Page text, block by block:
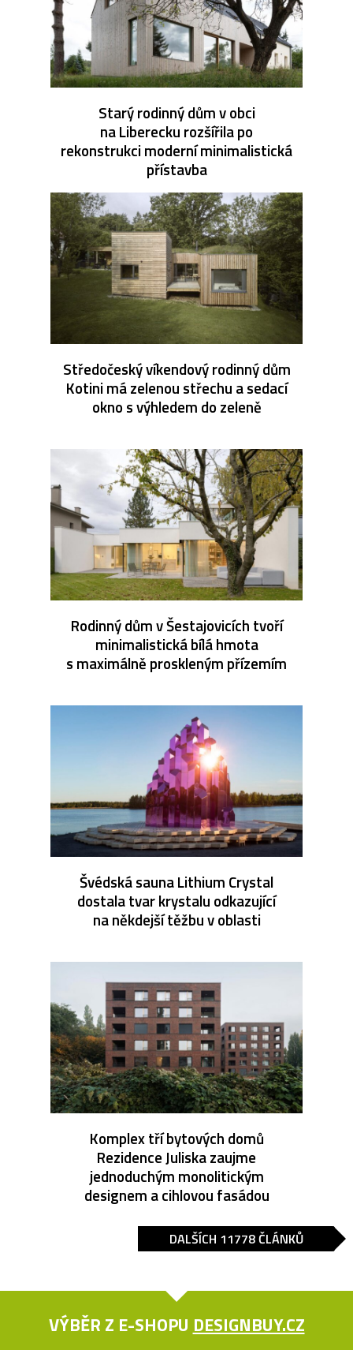
Starý rodinný dům v obci
na Liberecku rozšířila po
rekonstrukci moderní minimalistická
přístavba
Středočeský víkendový rodinný dům
Kotini má zelenou střechu a sedací
okno s výhledem do zeleně
Rodinný dům v Šestajovicích tvoří
minimalistická bílá hmota
s maximálně proskleným přízemím
Švédská sauna Lithium Crystal
dostala tvar krystalu odkazující
na někdejší těžbu v oblasti
Komplex tří bytových domů
Rezidence Juliska zaujme
jednoduchým monolitickým
designem a cihlovou fasádou
DALŠÍCH 11778 ČLÁNKŮ
VÝBĚR Z E-SHOPU DESIGNBUY.CZ